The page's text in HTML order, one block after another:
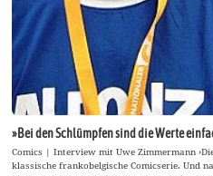
»Bei den Schlümpfen sind die Werte
Comics | Interview mit Uwe Zimmermann
klassische frankobelgische Comicserie. Und